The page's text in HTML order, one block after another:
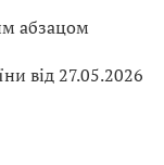
абзацом
від 27.05.2026